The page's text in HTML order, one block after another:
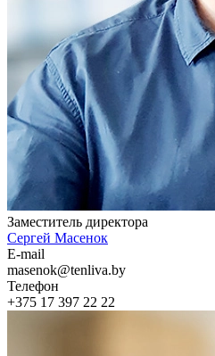
Заместитель директора
Сергей Масенок
E-mail
masenok@tenliva.by
Телефон
+375 17 397 22 22